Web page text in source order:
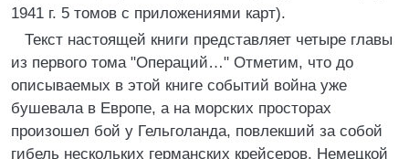
1941 г. 5 томов с приложениями карт).
Текст настоящей книги представляет четыре главы
из первого тома "Операций…" Отметим, что до
описываемых в этой книге событий война уже
бушевала в Европе, а на морских просторах
произошел бой у Гельголанда, повлекший за собой
гибель нескольких германских крейсеров. Немецкой